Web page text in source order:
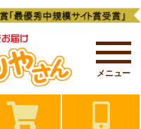
メニュー